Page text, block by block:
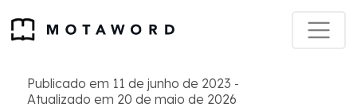
Publicado em 11 de junho de 2023 -
Atualizado em 20 de maio de 2026